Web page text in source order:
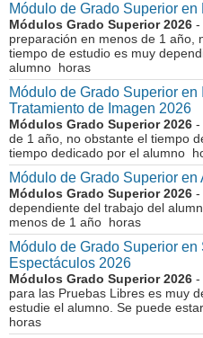
Módulo de Grado Superior
Módulos Grado Superior 2026 -
preparación en menos de 1 año,
tiempo de estudio es muy
alumno horas
Módulo de Grado Superior
Tratamiento de Imagen 2026
Módulos Grado Superior 2026 -
de 1 año, no obstante el tiempo
tiempo dedicado por el alumno
Módulo de Grado Superior
Módulos Grado Superior 2026 -
dependiente del trabajo del
menos de 1 año horas
Módulo de Grado Superior
Espectáculos 2026
Módulos Grado Superior 2026 -
para las Pruebas Libres es muy
estudie el alumno. Se puede
horas